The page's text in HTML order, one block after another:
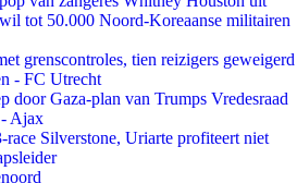
tot 50.000 Noord-Koreaanse militairen
grenscontroles, tien reizigers geweigerd
- FC Utrecht
door Gaza-plan van Trumps Vredesraad
Ajax
Silverstone, Uriarte profiteert niet